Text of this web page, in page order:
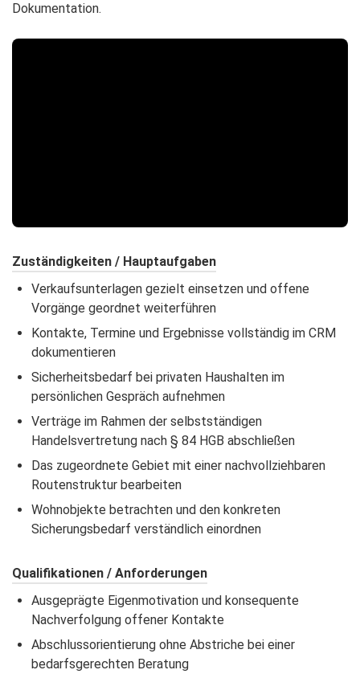
Dokumentation.
Zuständigkeiten / Hauptaufgaben
Verkaufsunterlagen gezielt einsetzen und offene
Vorgänge geordnet weiterführen
Kontakte, Termine und Ergebnisse vollständig im CRM
dokumentieren
Sicherheitsbedarf bei privaten Haushalten im
persönlichen Gespräch aufnehmen
Verträge im Rahmen der selbstständigen
Handelsvertretung nach § 84 HGB abschließen
Das zugeordnete Gebiet mit einer nachvollziehbaren
Routenstruktur bearbeiten
Wohnobjekte betrachten und den konkreten
Sicherungsbedarf verständlich einordnen
Qualifikationen / Anforderungen
Ausgeprägte Eigenmotivation und konsequente
Nachverfolgung offener Kontakte
Abschlussorientierung ohne Abstriche bei einer
bedarfsgerechten Beratung